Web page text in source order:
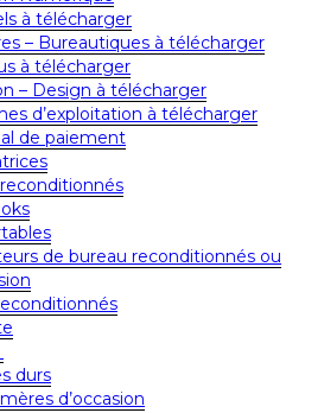
à télécharger
– Bureautiques à télécharger
à télécharger
– Design à télécharger
d’exploitation à télécharger
de paiement
de bureau reconditionnés ou
durs
d’occasion